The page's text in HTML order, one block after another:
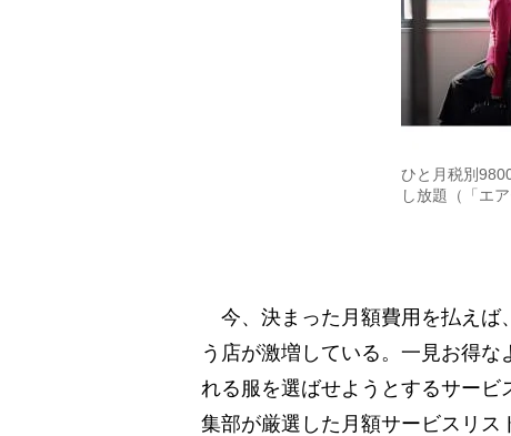
ひと月税別
し放題（「エ
今、決まった月額費用を払えば
う店が激増している。一見お得
れる服を選ばせようとするサー
集部が厳選した月額サービスリス